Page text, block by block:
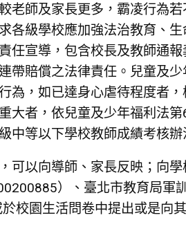
師及家長更多，霸凌行為若
各級學校應加強法治教育、
任宣導，包含校長及教師通
帶賠償之法律責任。兒童及
為，如已達身心虐待程度者
大者，依兒童及少年福利法
中等以下學校教師成績考核辦
可以向導師、家長反映；向
）、臺北市教育局軍
校園生活問卷中提出或是向